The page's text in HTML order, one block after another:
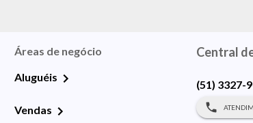
Áreas de negócio
Aluguéis
Vendas
Central
(51) 3327-